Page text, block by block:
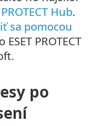
PROTECT Hub.
sa pomocou
PROTECT
po